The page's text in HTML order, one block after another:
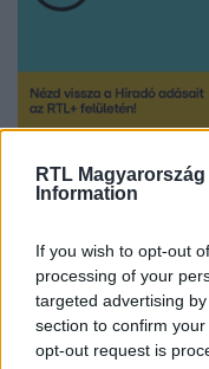
RTL Magyarország
Information
If you wish to opt-out
processing of your
targeted advertising
section to confirm
opt-out request is
Nézd vissza a Híradó
Itt állítsd be,
legyen a